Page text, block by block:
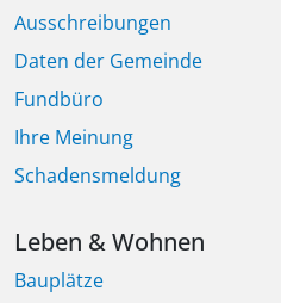
Ausschreibungen
Daten der Gemeinde
Fundbüro
Ihre Meinung
Schadensmeldung
Leben & Wohnen
Bauplätze